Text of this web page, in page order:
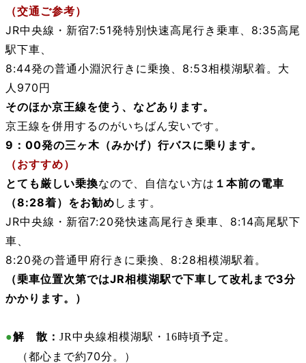
（交通ご参考）
JR中央線・新宿7:51発特別快速高尾行き乗車、8:35高尾
駅下車、
8:44発の普通小淵沢行きに乗換、8:53相模湖駅着。大
人970円
そのほか京王線を使う、などあります。
京王線を併用するのがいちばん安いです。
9：00発の三ヶ木（みかげ）行バスに乗ります。
（おすすめ）
とても厳しい乗換なので、自信ない方は １本前の電車
（8:28着）をお勧め します。
JR中央線・新宿7:20発快速高尾行き乗車、8:14高尾駅下
車、
8:20発の普通甲府行きに乗換、8:28相模湖駅着。
（乗車位置次第ではJR相模湖駅で下車して改札まで3分
かかります。）
●解 散： JR中央線相模湖駅・16時頃予定。
（都心まで約70分。）